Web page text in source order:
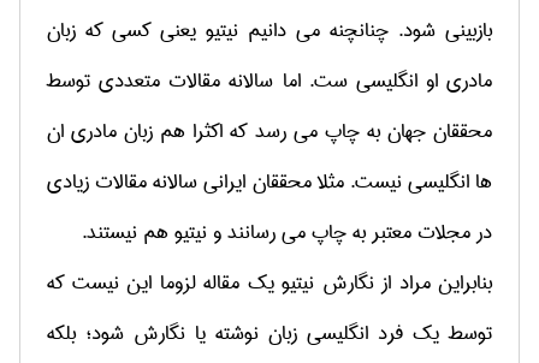
بازبینی شود. چنانچنه می دانیم نیتیو یعنی کسی که زبان
مادری او انگلیسی ست. اما سالانه مقالات متعددی توسط
محققان جهان به چاپ می رسد که اکثرا هم زبان مادری ان
ها انگلیسی نیست. مثلا محققان ایرانی سالانه مقالات زیادی
در مجلات معتبر به چاپ می رسانند و نیتیو هم نیستند.
بنابراین مراد از نگارش نیتیو یک مقاله لزوما این نیست که
توسط یک فرد انگلیسی زبان نوشته یا نگارش شود؛ بلکه